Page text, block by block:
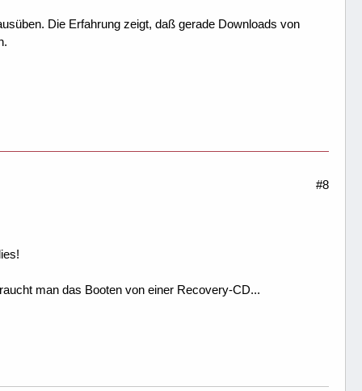
Die Erfahrung zeigt, daß gerade Downloads von
#8
man das Booten von einer Recovery-CD...